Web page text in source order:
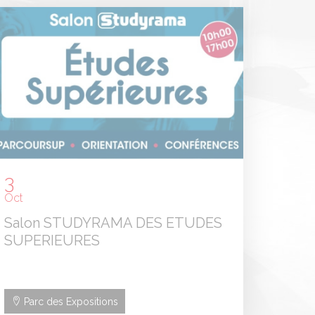
3
Oct
Salon STUDYRAMA DES ETUDES
SUPERIEURES
Parc des Expositions